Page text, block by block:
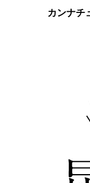
カンナチ